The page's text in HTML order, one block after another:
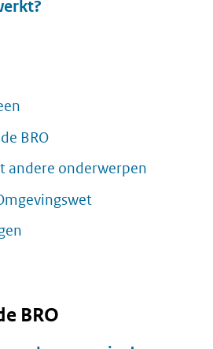
BRO
andere onderwerpen
BRO